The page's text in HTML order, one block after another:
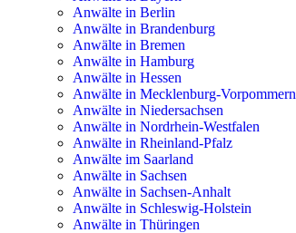
Anwälte in Berlin
Anwälte in Brandenburg
Anwälte in Bremen
Anwälte in Hamburg
Anwälte in Hessen
Anwälte in Mecklenburg-Vorpommern
Anwälte in Niedersachsen
Anwälte in Nordrhein-Westfalen
Anwälte in Rheinland-Pfalz
Anwälte im Saarland
Anwälte in Sachsen
Anwälte in Sachsen-Anhalt
Anwälte in Schleswig-Holstein
Anwälte in Thüringen